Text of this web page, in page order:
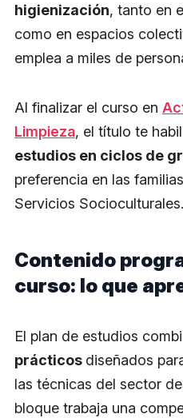
higienización, tanto en
como en espacios
emplea a miles de
Al finalizar el curso en
Limpieza, el título te
estudios en ciclos de
preferencia en las
Servicios Socioculturales.
Contenido
curso: lo que
El plan de estudios
prácticos diseñados
las técnicas del sector
bloque trabaja una